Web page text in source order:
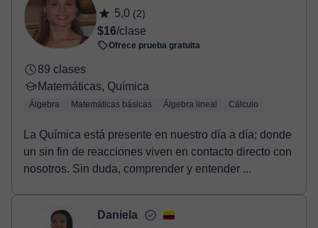
5,0 (2)
$16/clase
Ofrece prueba gratuita
89 clases
Matemáticas, Química
Álgebra Matemáticas básicas Álgebra lineal Cálculo
La Química está presente en nuestro día a día; donde
un sin fin de reacciones viven en contacto directo con
nosotros. Sin duda, comprender y entender ...
Daniela